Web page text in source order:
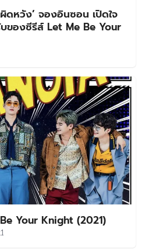
ดหวัง’ จองอินซอน เปิดใจ
ของซีรีส์ Let Me Be Your
Your Knight (2021)